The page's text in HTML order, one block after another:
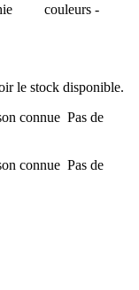
couleurs -
le stock disponible.
connue Pas de
connue Pas de